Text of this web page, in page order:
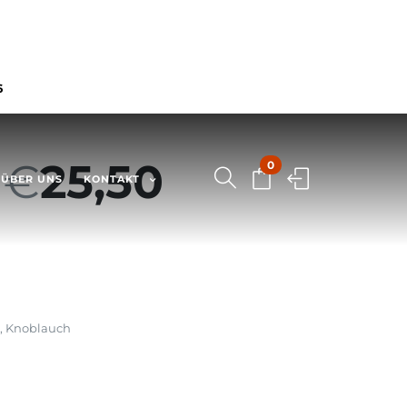
ÜBER UNS KONTAKT
0
€25,50
Knoblauch